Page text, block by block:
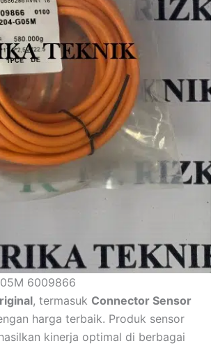
6009866
, termasuk Connector Sensor
harga terbaik. Produk sensor
kinerja optimal di berbagai